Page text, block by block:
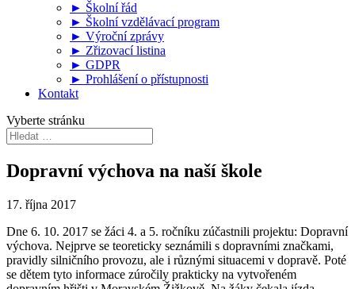
► Školní řád
► Školní vzdělávací program
► Výroční zprávy
► Zřizovací listina
► GDPR
► Prohlášení o přístupnosti
Kontakt
Vyberte stránku
Dopravní výchova na naší škole
17. října 2017
Dne 6. 10. 2017 se žáci 4. a 5. ročníku zúčastnili projektu: Dopravní
výchova. Nejprve se teoreticky seznámili s dopravními značkami,
pravidly silničního provozu, ale i různými situacemi v dopravě. Poté
se dětem tyto informace zúročily prakticky na vytvořeném